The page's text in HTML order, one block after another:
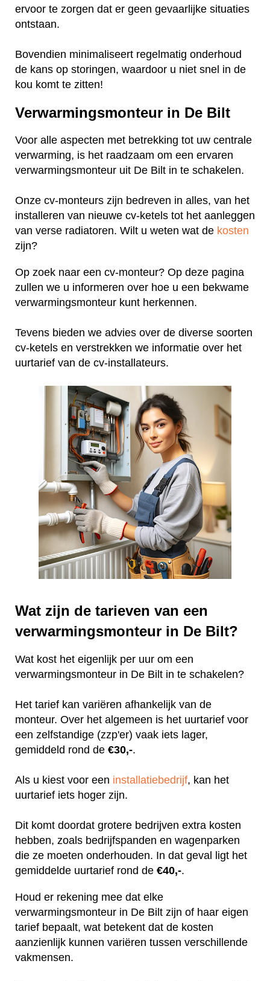
ervoor te zorgen dat er geen gevaarlijke situaties
ontstaan.
Bovendien minimaliseert regelmatig onderhoud
de kans op storingen, waardoor u niet snel in de
kou komt te zitten!
Verwarmingsmonteur in De Bilt
Voor alle aspecten met betrekking tot uw centrale
verwarming, is het raadzaam om een ervaren
verwarmingsmonteur uit De Bilt in te schakelen.
Onze cv-monteurs zijn bedreven in alles, van het
installeren van nieuwe cv-ketels tot het aanleggen
van verse radiatoren. Wilt u weten wat de kosten
zijn?
Op zoek naar een cv-monteur? Op deze pagina
zullen we u informeren over hoe u een bekwame
verwarmingsmonteur kunt herkennen.
Tevens bieden we advies over de diverse soorten
cv-ketels en verstrekken we informatie over het
uurtarief van de cv-installateurs.
Wat zijn de tarieven van een
verwarmingsmonteur in De Bilt?
Wat kost het eigenlijk per uur om een
verwarmingsmonteur in De Bilt in te schakelen?
Het tarief kan variëren afhankelijk van de
monteur. Over het algemeen is het uurtarief voor
een zelfstandige (zzp'er) vaak iets lager,
gemiddeld rond de €30,-.
Als u kiest voor een installatiebedrijf, kan het
uurtarief iets hoger zijn.
Dit komt doordat grotere bedrijven extra kosten
hebben, zoals bedrijfspanden en wagenparken
die ze moeten onderhouden. In dat geval ligt het
gemiddelde uurtarief rond de €40,-.
Houd er rekening mee dat elke
verwarmingsmonteur in De Bilt zijn of haar eigen
tarief bepaalt, wat betekent dat de kosten
aanzienlijk kunnen variëren tussen verschillende
vakmensen.